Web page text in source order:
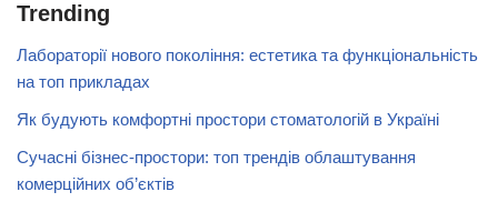
Trending
Лабораторії нового покоління: естетика та функціональність
на топ прикладах
Як будують комфортні простори стоматологій в Україні
Сучасні бізнес-простори: топ трендів облаштування
комерційних об’єктів